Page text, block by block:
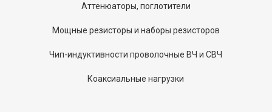
Аттенюаторы, поглотители
Мощные резисторы и наборы резисторов
Чип-индуктивности проволочные ВЧ и СВЧ
Коаксиальные нагрузки